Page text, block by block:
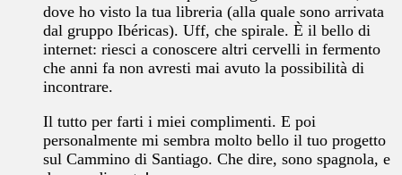
dove ho visto la tua libreria (alla quale sono arrivata
dal gruppo Ibéricas). Uff, che spirale. È il bello di
internet: riesci a conoscere altri cervelli in fermento
che anni fa non avresti mai avuto la possibilità di
incontrare.
Il tutto per farti i miei complimenti. E poi
personalmente mi sembra molto bello il tuo progetto
sul Cammino di Santiago. Che dire, sono spagnola, e